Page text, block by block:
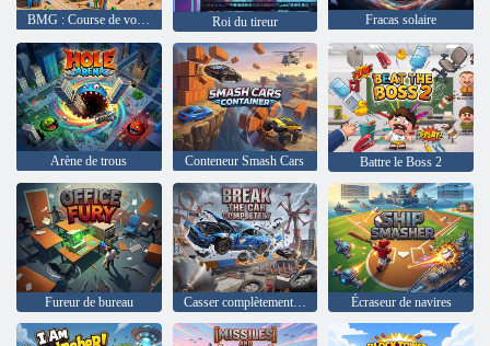
BMG : Course de voitures Ragdoll Roi du tireur Fracas solaire
Arène de trous Conteneur Smash Cars Battre le Boss 2
Fureur de bureau Casser complètement la voiture Écraseur de navires